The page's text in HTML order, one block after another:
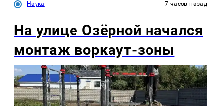
Наука 7 часов назад
На улице Озëрной начался
монтаж воркаут-зоны